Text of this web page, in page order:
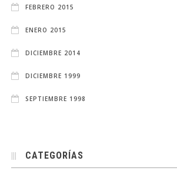
FEBRERO 2015
ENERO 2015
DICIEMBRE 2014
DICIEMBRE 1999
SEPTIEMBRE 1998
CATEGORÍAS